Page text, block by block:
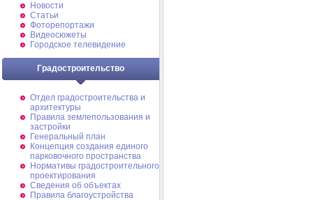
Новости
Статьи
Фоторепортажи
Видеосюжеты
Городское телевидение
Градостроительство
Отдел градостроительства и
архитектуры
Правила землепользования и
застройки
Генеральный план
Концепция создания единого
парковочного пространства
Нормативы градостроительного
проектирования
Сведения об объектах
Правила благоустройства